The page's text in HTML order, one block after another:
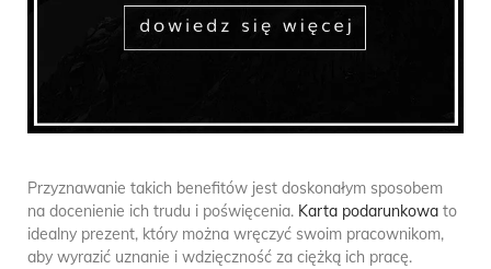
Przyznawanie takich benefitów jest doskonałym sposobem
na docenienie ich trudu i poświęcenia. Karta podarunkowa to
idealny prezent, który można wręczyć swoim pracownikom,
aby wyrazić uznanie i wdzięczność za ciężką ich pracę.